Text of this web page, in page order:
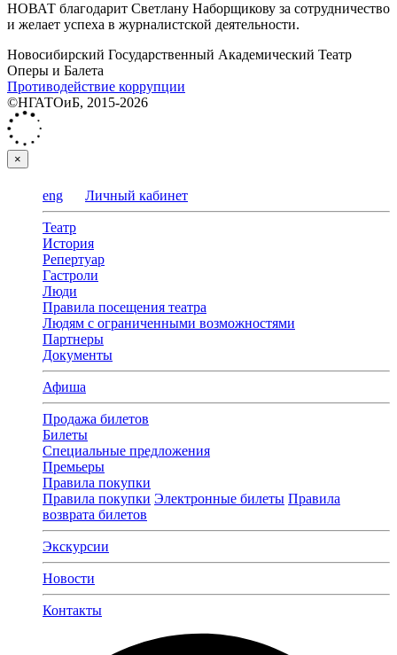
НОВАТ благодарит Светлану Наборщикову за сотрудничество
и желает успеха в журналистской деятельности.
Новосибирский Государственный Академический Театр
Оперы и Балета
Противодействие коррупции
©НГАТОиБ, 2015-2026
×
eng Личный кабинет
Театр
История
Репертуар
Гастроли
Люди
Правила посещения театра
Людям с ограниченными возможностями
Партнеры
Документы
Афиша
Продажа билетов
Билеты
Специальные предложения
Премьеры
Правила покупки
Правила покупки Электронные билеты Правила
возврата билетов
Экскурсии
Новости
Контакты